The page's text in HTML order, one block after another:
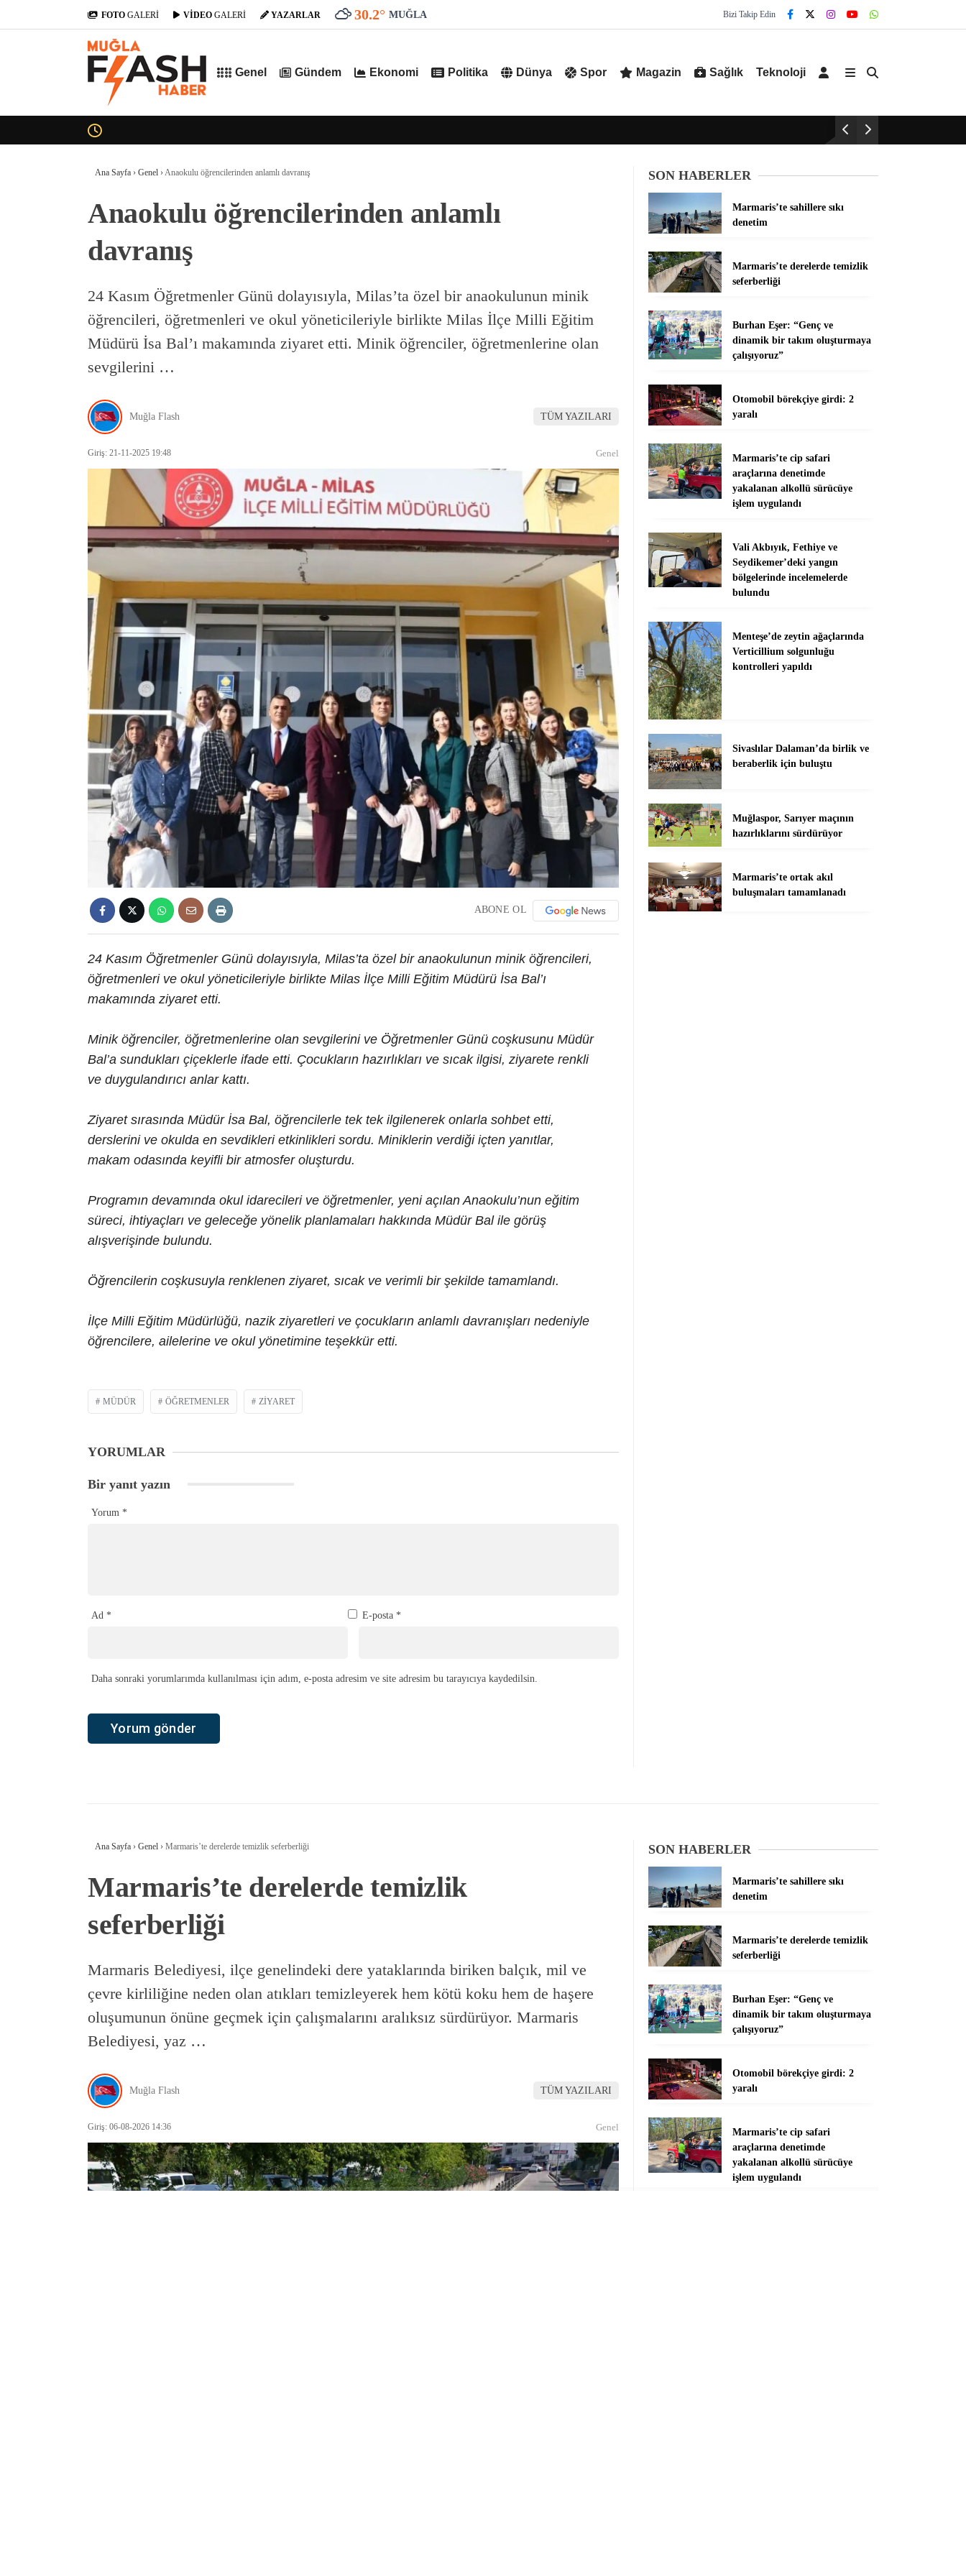
FOTO GALERİ VİDEO GALERİ YAZARLAR 30.2° MUĞLA Bizi Takip Edin
Genel Gündem Ekonomi Politika Dünya Spor Magazin Sağlık Teknoloji
Ana Sayfa › Genel ›Anaokulu öğrencilerinden anlamlı davranış
Anaokulu öğrencilerinden anlamlı
davranış
24 Kasım Öğretmenler Günü dolayısıyla, Milas’ta özel bir anaokulunun minik
öğrencileri, öğretmenleri ve okul yöneticileriyle birlikte Milas İlçe Milli Eğitim
Müdürü İsa Bal’ı makamında ziyaret etti. Minik öğrenciler, öğretmenlerine olan
sevgilerini …
Muğla Flash TÜM YAZILARI
Giriş: 21-11-2025 19:48 Genel
ABONE OL
24 Kasım Öğretmenler Günü dolayısıyla, Milas’ta özel bir anaokulunun minik öğrencileri,
öğretmenleri ve okul yöneticileriyle birlikte Milas İlçe Milli Eğitim Müdürü İsa Bal’ı
makamında ziyaret etti.
Minik öğrenciler, öğretmenlerine olan sevgilerini ve Öğretmenler Günü coşkusunu Müdür
Bal’a sundukları çiçeklerle ifade etti. Çocukların hazırlıkları ve sıcak ilgisi, ziyarete renkli
ve duygulandırıcı anlar kattı.
Ziyaret sırasında Müdür İsa Bal, öğrencilerle tek tek ilgilenerek onlarla sohbet etti,
derslerini ve okulda en sevdikleri etkinlikleri sordu. Miniklerin verdiği içten yanıtlar,
makam odasında keyifli bir atmosfer oluşturdu.
Programın devamında okul idarecileri ve öğretmenler, yeni açılan Anaokulu’nun eğitim
süreci, ihtiyaçları ve geleceğe yönelik planlamaları hakkında Müdür Bal ile görüş
alışverişinde bulundu.
Öğrencilerin coşkusuyla renklenen ziyaret, sıcak ve verimli bir şekilde tamamlandı.
İlçe Milli Eğitim Müdürlüğü, nazik ziyaretleri ve çocukların anlamlı davranışları nedeniyle
öğrencilere, ailelerine ve okul yönetimine teşekkür etti.
MÜDÜR ÖĞRETMENLER ZIYARET
YORUMLAR
Bir yanıt yazın
Yorum *
Ad * E-posta *
Daha sonraki yorumlarımda kullanılması için adım, e-posta adresim ve site adresim bu tarayıcıya kaydedilsin.
SON HABERLER
Marmaris’te sahillere sıkı
denetim
Marmaris’te derelerde temizlik
seferberliği
Burhan Eşer: “Genç ve
dinamik bir takım oluşturmaya
çalışıyoruz”
Otomobil börekçiye girdi: 2
yaralı
Marmaris’te cip safari
araçlarına denetimde
yakalanan alkollü sürücüye
işlem uygulandı
Vali Akbıyık, Fethiye ve
Seydikemer’deki yangın
bölgelerinde incelemelerde
bulundu
Menteşe’de zeytin ağaçlarında
Verticillium solgunluğu
kontrolleri yapıldı
Sivaslılar Dalaman’da birlik ve
beraberlik için buluştu
Muğlaspor, Sarıyer maçının
hazırlıklarını sürdürüyor
Marmaris’te ortak akıl
buluşmaları tamamlanadı
Ana Sayfa › Genel › Marmaris’te derelerde temizlik seferberliği
Marmaris’te derelerde temizlik
seferberliği
Marmaris Belediyesi, ilçe genelindeki dere yataklarında biriken balçık, mil ve
çevre kirliliğine neden olan atıkları temizleyerek hem kötü koku hem de haşere
oluşumunun önüne geçmek için çalışmalarını aralıksız sürdürüyor. Marmaris
Belediyesi, yaz …
Muğla Flash TÜM YAZILARI
Giriş: 06-08-2026 14:36 Genel
SON HABERLER
Marmaris’te sahillere sıkı
denetim
Marmaris’te derelerde temizlik
seferberliği
Burhan Eşer: “Genç ve
dinamik bir takım oluşturmaya
çalışıyoruz”
Otomobil börekçiye girdi: 2
yaralı
Marmaris’te cip safari
araçlarına denetimde
yakalanan alkollü sürücüye
işlem uygulandı